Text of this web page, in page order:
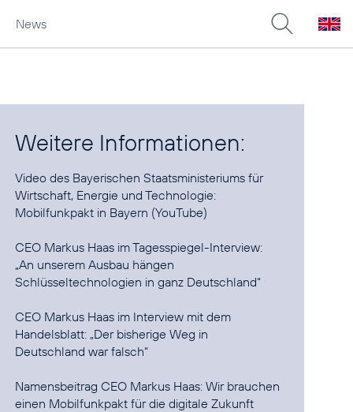
News
Weitere Informationen:
Video des Bayerischen Staatsministeriums für
Mobilfunkpakt in Bayern (YouTube)
CEO Markus Haas im Tagesspiegel-Interview:
„An unserem Ausbau hängen
Schlüsseltechnologien in ganz Deutschland“
CEO Markus Haas im Interview mit dem
Handelsblatt: „Der bisherige Weg in
Deutschland war falsch“
Namensbeitrag CEO Markus Haas:Wir brauchen
einen Mobilfunkpakt für die digitale Zukunft